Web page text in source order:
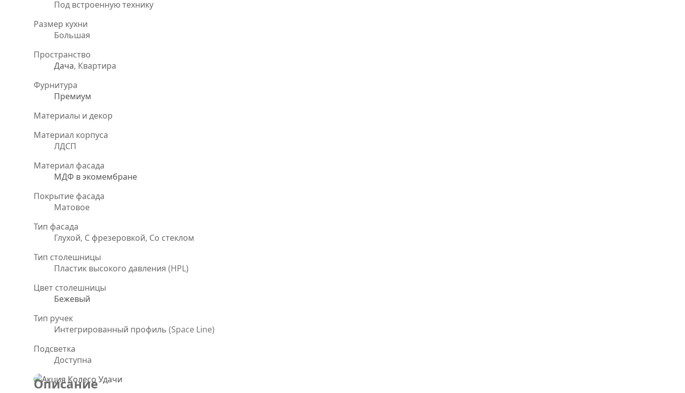
Под встроенную технику
Размер кухни
Большая
Пространство
Дача, Квартира
Фурнитура
Премиум
Материалы и декор
Материал корпуса
ЛДСП
Материал фасада
МДФ в экомембране
Покрытие фасада
Матовое
Тип фасада
Глухой, С фрезеровкой, Со стеклом
Тип столешницы
Пластик высокого давления (HPL)
Цвет столешницы
Бежевый
Тип ручек
Интегрированный профиль (Space Line)
Подсветка
Доступна
Описание